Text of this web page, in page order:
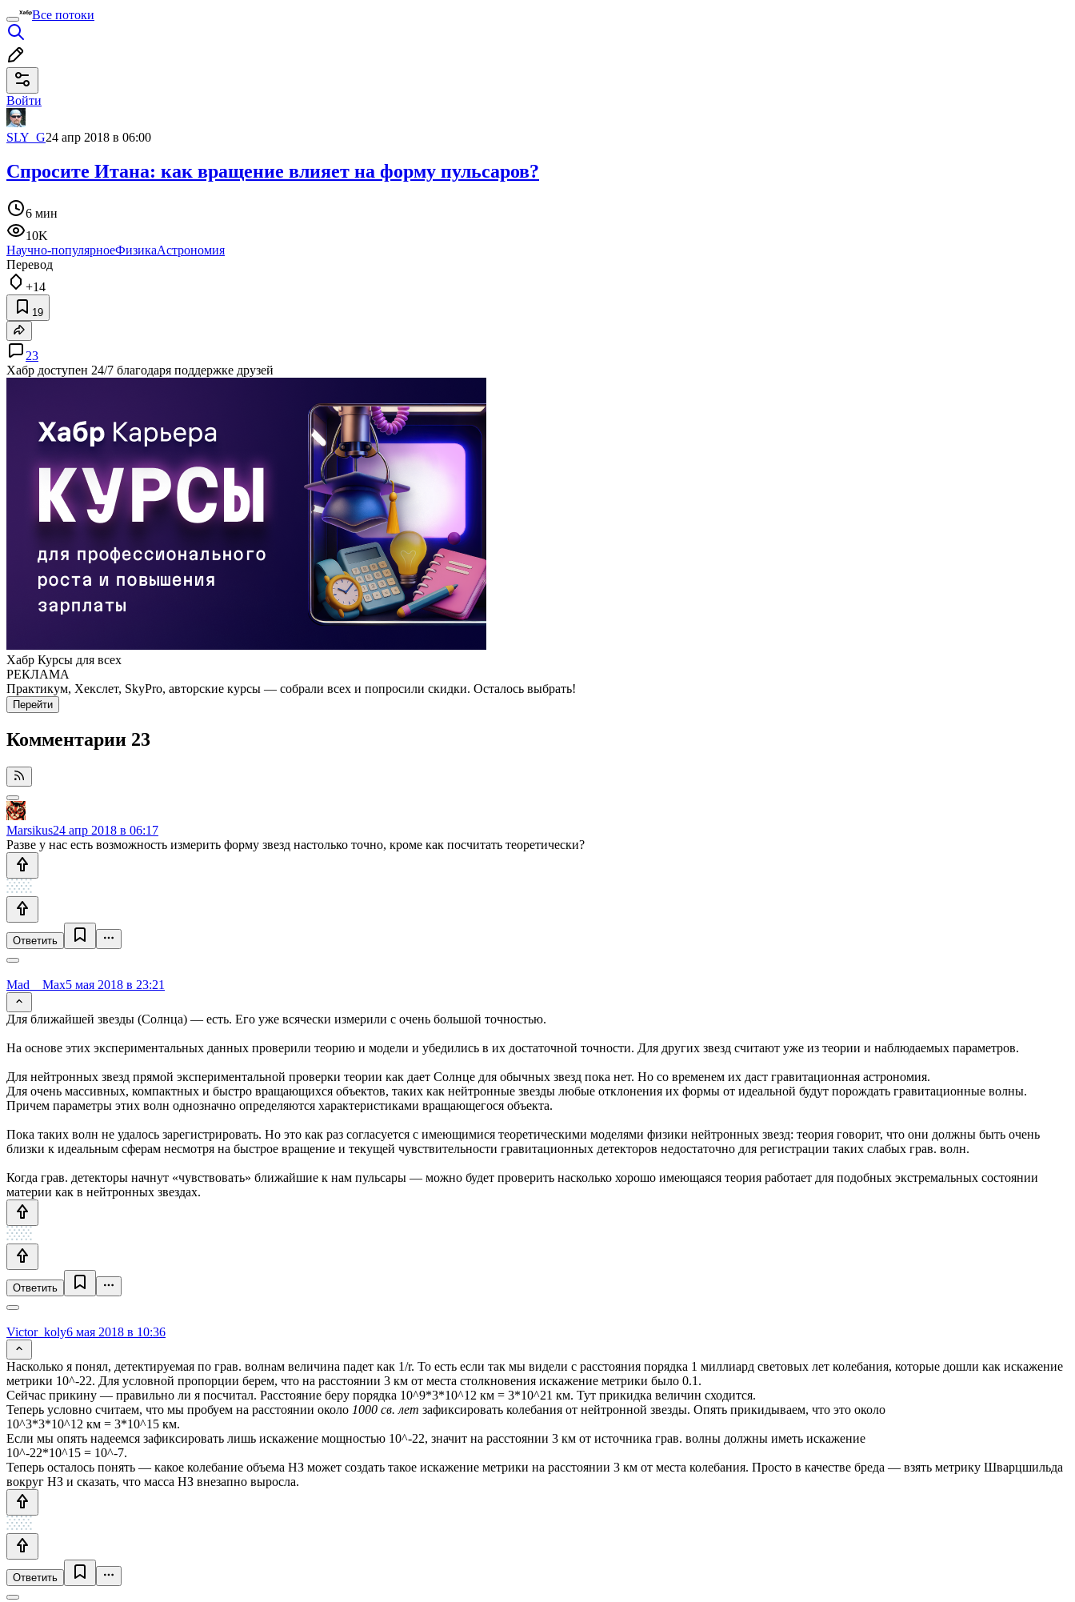
Все потоки
Войти
SLY_G24 апр 2018 в 06:00
Спросите Итана: как вращение влияет на форму пульсаров?
6 мин
10K
Научно-популярноеФизикаАстрономия
Перевод
+14
19
23
Хабр доступен 24/7 благодаря поддержке друзей
Хабр Курсы для всех
РЕКЛАМА
Практикум, Хекслет, SkyPro, авторские курсы — собрали всех и попросили скидки. Осталось выбрать!
Перейти
Комментарии 23
Marsikus24 апр 2018 в 06:17
Разве у нас есть возможность измерить форму звезд настолько точно, кроме как посчитать теоретически?
Ответить
Mad__Max5 мая 2018 в 23:21
Для ближайшей звезды (Солнца) — есть. Его уже всячески измерили с очень большой точностью.
На основе этих экспериментальных данных проверили теорию и модели и убедились в их достаточной точности. Для других звезд считают уже из теории и наблюдаемых параметров.
Для нейтронных звезд прямой экспериментальной проверки теории как дает Солнце для обычных звезд пока нет. Но со временем их даст гравитационная астрономия.
Для очень массивных, компактных и быстро вращающихся объектов, таких как нейтронные звезды любые отклонения их формы от идеальной будут порождать гравитационные волны.
Причем параметры этих волн однозначно определяются характеристиками вращающегося объекта.
Пока таких волн не удалось зарегистрировать. Но это как раз согласуется с имеющимися теоретическими моделями физики нейтронных звезд: теория говорит, что они должны быть очень
близки к идеальным сферам несмотря на быстрое вращение и текущей чувствительности гравитационных детекторов недостаточно для регистрации таких слабых грав. волн.
Когда грав. детекторы начнут «чувствовать» ближайшие к нам пульсары — можно будет проверить насколько хорошо имеющаяся теория работает для подобных экстремальных состоянии
материи как в нейтронных звездах.
Ответить
Victor_koly6 мая 2018 в 10:36
Насколько я понял, детектируемая по грав. волнам величина падет как 1/r. То есть если так мы видели с расстояния порядка 1 миллиард световых лет колебания, которые дошли как искажение
метрики 10^-22. Для условной пропорции берем, что на расстоянии 3 км от места столкновения искажение метрики было 0.1.
Сейчас прикину — правильно ли я посчитал. Расстояние беру порядка 10^9*3*10^12 км = 3*10^21 км. Тут прикидка величин сходится.
Теперь условно считаем, что мы пробуем на расстоянии около 1000 св. лет зафиксировать колебания от нейтронной звезды. Опять прикидываем, что это около
10^3*3*10^12 км = 3*10^15 км.
Если мы опять надеемся зафиксировать лишь искажение мощностью 10^-22, значит на расстоянии 3 км от источника грав. волны должны иметь искажение
10^-22*10^15 = 10^-7.
Теперь осталось понять — какое колебание объема НЗ может создать такое искажение метрики на расстоянии 3 км от места колебания. Просто в качестве бреда — взять метрику Шварцшильда
вокруг НЗ и сказать, что масса НЗ внезапно выросла.
Ответить